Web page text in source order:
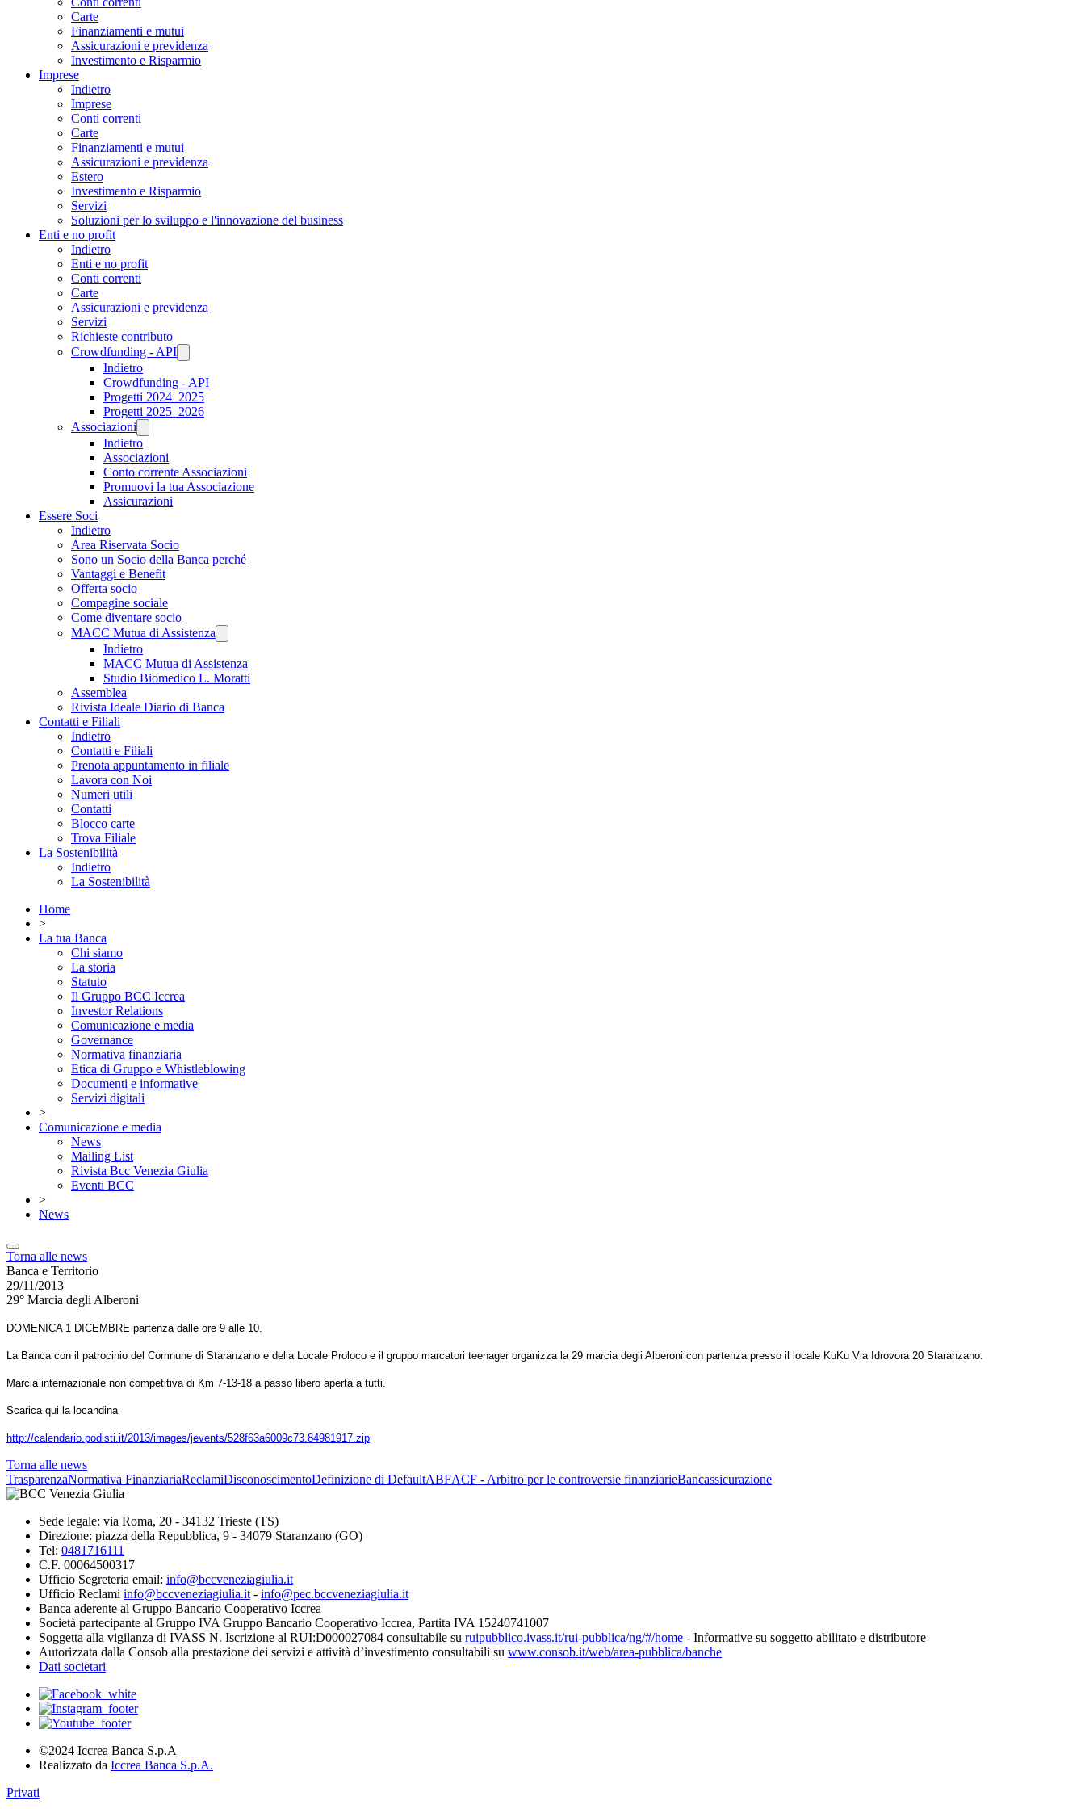
Carte
Finanziamenti e mutui
Assicurazioni e previdenza
Investimento e Risparmio
Imprese
Indietro
Imprese
Conti correnti
Carte
Finanziamenti e mutui
Assicurazioni e previdenza
Estero
Investimento e Risparmio
Servizi
Soluzioni per lo sviluppo e l'innovazione del business
Enti e no profit
Indietro
Enti e no profit
Conti correnti
Carte
Assicurazioni e previdenza
Servizi
Richieste contributo
Crowdfunding - API
Indietro
Crowdfunding - API
Progetti 2024_2025
Progetti 2025_2026
Associazioni
Indietro
Associazioni
Conto corrente Associazioni
Promuovi la tua Associazione
Assicurazioni
Essere Soci
Indietro
Area Riservata Socio
Sono un Socio della Banca perché
Vantaggi e Benefit
Offerta socio
Compagine sociale
Come diventare socio
MACC Mutua di Assistenza
Indietro
MACC Mutua di Assistenza
Studio Biomedico L. Moratti
Assemblea
Rivista Ideale Diario di Banca
Contatti e Filiali
Indietro
Contatti e Filiali
Prenota appuntamento in filiale
Lavora con Noi
Numeri utili
Contatti
Blocco carte
Trova Filiale
La Sostenibilità
Indietro
La Sostenibilità
Home
>
La tua Banca
Chi siamo
La storia
Statuto
Il Gruppo BCC Iccrea
Investor Relations
Comunicazione e media
Governance
Normativa finanziaria
Etica di Gruppo e Whistleblowing
Documenti e informative
Servizi digitali
>
Comunicazione e media
News
Mailing List
Rivista Bcc Venezia Giulia
Eventi BCC
>
News
Torna alle news
Banca e Territorio
29/11/2013
29° Marcia degli Alberoni
DOMENICA 1 DICEMBRE partenza dalle ore 9 alle 10.
La Banca con il patrocinio del Comnune di Staranzano e della Locale Proloco e il gruppo marcatori teenager organizza la 29 marcia degli Alberoni con partenza presso il locale KuKu Via Idrovora 20 Staranzano.
Marcia internazionale non competitiva di Km 7-13-18 a passo libero aperta a tutti.
Scarica qui la locandina
http://calendario.podisti.it/2013/images/jevents/528f63a6009c73.84981917.zip
Torna alle news
TrasparenzaNormativa FinanziariaReclamiDisconoscimentoDefinizione di DefaultABFACF - Arbitro per le controversie finanziarieBancassicurazione
Sede legale: via Roma, 20 - 34132 Trieste (TS)
Direzione: piazza della Repubblica, 9 - 34079 Staranzano (GO)
Tel: 0481716111
C.F. 00064500317
Ufficio Segreteria email: info@bccveneziagiulia.it
Ufficio Reclami info@bccveneziagiulia.it - info@pec.bccveneziagiulia.it
Banca aderente al Gruppo Bancario Cooperativo Iccrea
Società partecipante al Gruppo IVA Gruppo Bancario Cooperativo Iccrea, Partita IVA 15240741007
Soggetta alla vigilanza di IVASS N. Iscrizione al RUI:D000027084 consultabile su ruipubblico.ivass.it/rui-pubblica/ng/#/home - Informative su soggetto abilitato e distributore
Autorizzata dalla Consob alla prestazione dei servizi e attività d’investimento consultabili su www.consob.it/web/area-pubblica/banche
Dati societari
©2024 Iccrea Banca S.p.A
Realizzato da Iccrea Banca S.p.A.
Privati